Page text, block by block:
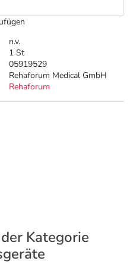
n.v.
1 St
05919529
Rehaforum Medical GmbH
Rehaforum
Kategorie